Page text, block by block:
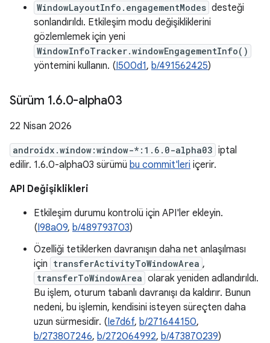
WindowLayoutInfo.engagementModes desteği
sonlandırıldı. Etkileşim modu değişikliklerini
gözlemlemek için yeni
WindowInfoTracker.windowEngagementInfo()
yöntemini kullanın. (I500d1, b/491562425)
Sürüm 1.6.0-alpha03
22 Nisan 2026
androidx.window:window-*:1.6.0-alpha03 iptal
edilir. 1.6.0-alpha03 sürümü bu commit'leri içerir.
API Değişiklikleri
Etkileşim durumu kontrolü için API'ler ekleyin.
(I98a09, b/489793703)
Özelliği tetiklerken davranışın daha net anlaşılması
için transferActivityToWindowArea ,
transferToWindowArea olarak yeniden adlandırıldı.
Bu işlem, oturum tabanlı davranışı da kaldırır. Bunun
nedeni, bu işlemin, kendisini isteyen süreçten daha
uzun sürmesidir. (Ie7d6f, b/271644150,
b/273807246, b/272064992, b/473870239)